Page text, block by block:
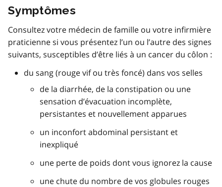
Symptômes
Consultez votre médecin de famille ou votre infirmière
praticienne si vous présentez l’un ou l’autre des signes
suivants, susceptibles d’être liés à un cancer du côlon :
du sang (rouge vif ou très foncé) dans vos selles
de la diarrhée, de la constipation ou une
sensation d’évacuation incomplète,
persistantes et nouvellement apparues
un inconfort abdominal persistant et
inexpliqué
une perte de poids dont vous ignorez la cause
une chute du nombre de vos globules rouges